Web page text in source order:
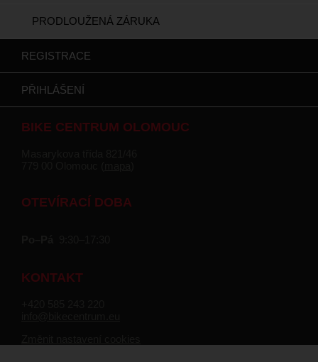
PRODLOUŽENÁ ZÁRUKA
REGISTRACE
PŘIHLÁŠENÍ
BIKE CENTRUM OLOMOUC
OTEVÍRACÍ DOBA
KONTAKT